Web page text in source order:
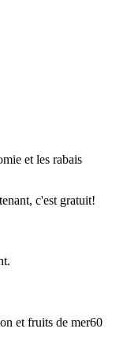
et les rabais
c'est gratuit!
et fruits de mer60